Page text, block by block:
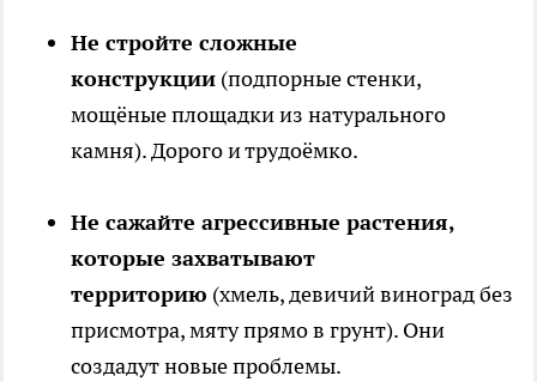
Не стройте сложные
конструкции (подпорные стенки,
мощёные площадки из натурального
камня). Дорого и трудоёмко.
Не сажайте агрессивные растения,
которые захватывают
территорию (хмель, девичий виноград без
присмотра, мяту прямо в грунт). Они
создадут новые проблемы.